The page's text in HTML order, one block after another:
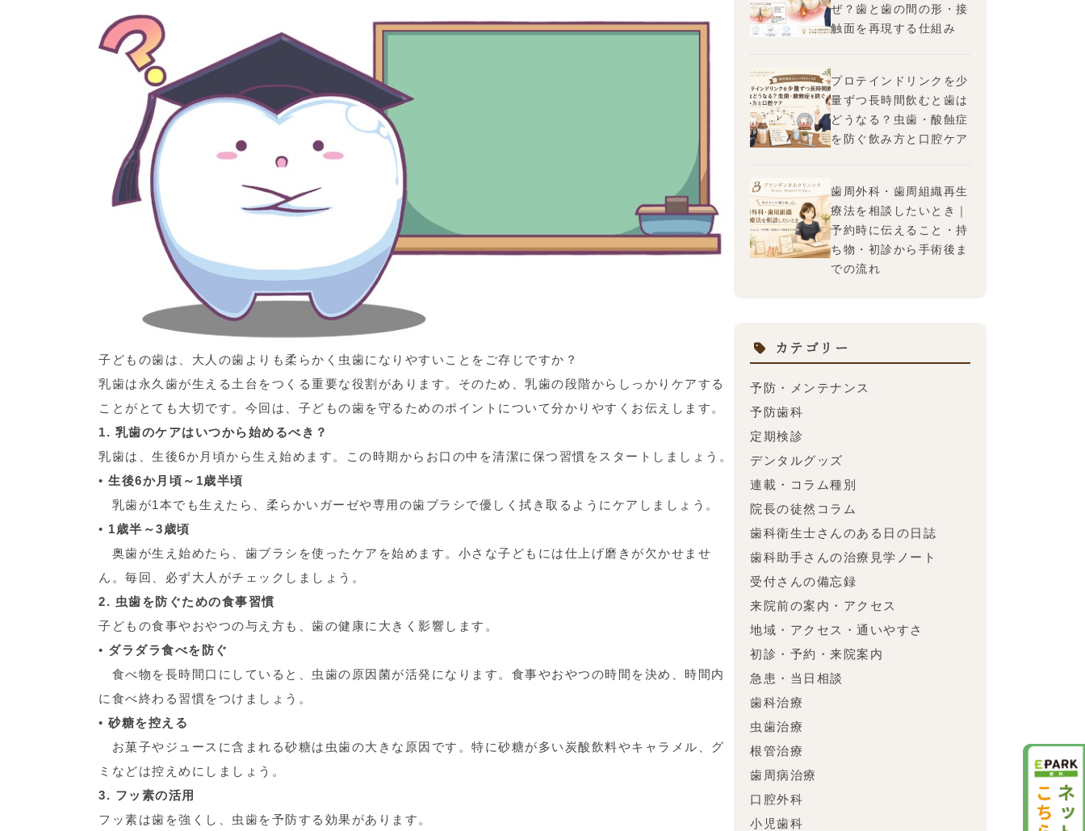
子どもの歯は、大人の歯よりも柔らかく虫歯になりやすいことをご存じですか？
乳歯は永久歯が生える土台をつくる重要な役割があります。そのため、乳歯の段階からしっかりケアする
ことがとても大切です。今回は、子どもの歯を守るためのポイントについて分かりやすくお伝えします。
1. 乳歯のケアはいつから始めるべき？
乳歯は、生後6か月頃から生え始めます。この時期からお口の中を清潔に保つ習慣をスタートしましょう。
• 生後6か月頃～1歳半頃
乳歯が1本でも生えたら、柔らかいガーゼや専用の歯ブラシで優しく拭き取るようにケアしましょう。
• 1歳半～3歳頃
奥歯が生え始めたら、歯ブラシを使ったケアを始めます。小さな子どもには仕上げ磨きが欠かせませ
ん。毎回、必ず大人がチェックしましょう。
2. 虫歯を防ぐための食事習慣
子どもの食事やおやつの与え方も、歯の健康に大きく影響します。
• ダラダラ食べを防ぐ
食べ物を長時間口にしていると、虫歯の原因菌が活発になります。食事やおやつの時間を決め、時間内
に食べ終わる習慣をつけましょう。
• 砂糖を控える
お菓子やジュースに含まれる砂糖は虫歯の大きな原因です。特に砂糖が多い炭酸飲料やキャラメル、グ
ミなどは控えめにしましょう。
3. フッ素の活用
フッ素は歯を強くし、虫歯を予防する効果があります。
ぜ？歯と歯の間の形・接
触面を再現する仕組み
プロテインドリンクを少
量ずつ長時間飲むと歯は
どうなる？虫歯・酸蝕症
を防ぐ飲み方と口腔ケア
歯周外科・歯周組織再生
療法を相談したいとき｜
予約時に伝えること・持
ち物・初診から手術後ま
での流れ
カテゴリー
予防・メンテナンス
予防歯科
定期検診
デンタルグッズ
連載・コラム種別
院長の徒然コラム
歯科衛生士さんのある日の日誌
歯科助手さんの治療見学ノート
受付さんの備忘録
来院前の案内・アクセス
地域・アクセス・通いやすさ
初診・予約・来院案内
急患・当日相談
歯科治療
虫歯治療
根管治療
歯周病治療
口腔外科
小児歯科